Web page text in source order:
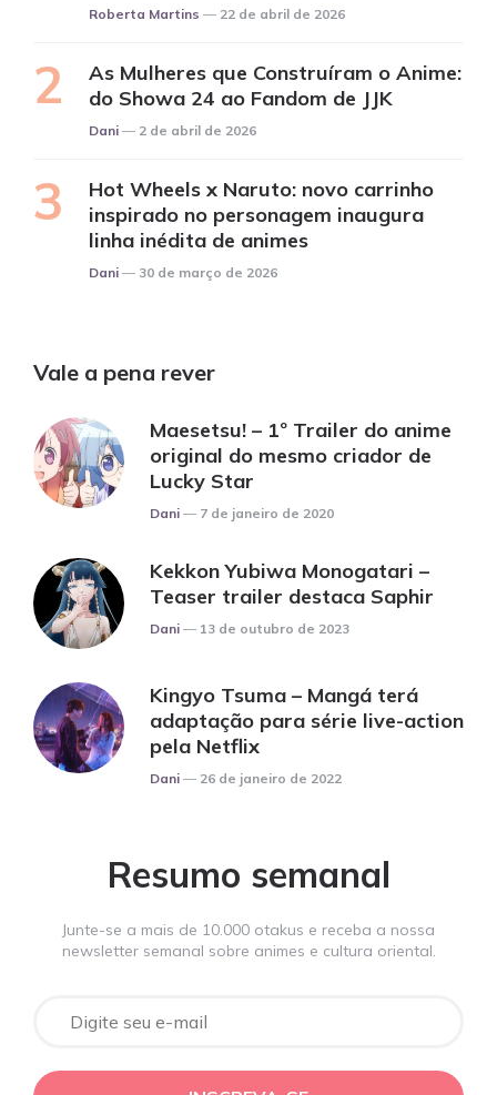
Posted
Roberta Martins 22 de abril de 2026
As Mulheres que Construíram o Anime:
do Showa 24 ao Fandom de JJK
Posted
Dani 2 de abril de 2026
Hot Wheels x Naruto: novo carrinho
inspirado no personagem inaugura
linha inédita de animes
Posted
Dani 30 de março de 2026
Vale a pena rever
Maesetsu! – 1º Trailer do anime
original do mesmo criador de
Lucky Star
Posted
Dani 7 de janeiro de 2020
Kekkon Yubiwa Monogatari –
Teaser trailer destaca Saphir
Posted
Dani 13 de outubro de 2023
Kingyo Tsuma – Mangá terá
adaptação para série live-action
pela Netflix
Posted
Dani 26 de janeiro de 2022
Resumo semanal
Junte-se a mais de 10.000 otakus e receba a nossa
newsletter semanal sobre animes e cultura oriental.